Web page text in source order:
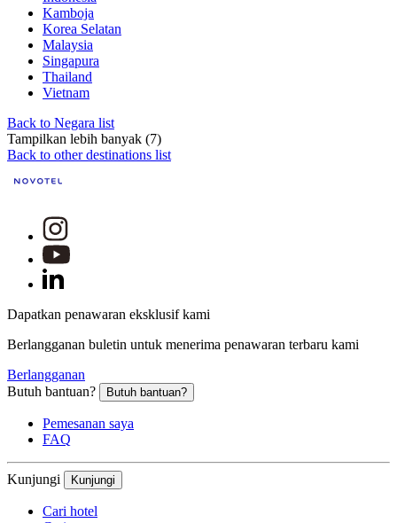
Kamboja
Korea Selatan
Malaysia
Singapura
Thailand
Vietnam
Back to Negara list
Tampilkan lebih banyak (7)
Back to other destinations list
Dapatkan penawaran eksklusif kami
Berlangganan buletin untuk menerima penawaran terbaru kami
Berlangganan
Butuh bantuan?
Butuh bantuan?
Pemesanan saya
FAQ
Kunjungi Kunjungi
Cari hotel